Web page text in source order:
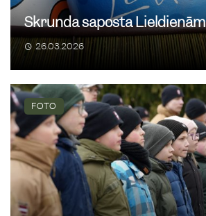
Skrunda saposta Lieldienām
26.03.2026
FOTO